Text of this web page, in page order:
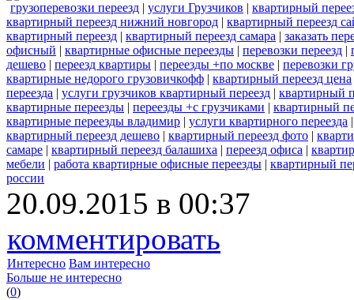
грузоперевозки переезд | услуги Грузчиков | квартирный
квартирный переезд нижний новгород | квартирный переезд
квартирный переезд | квартирный переезд самара | заказать
офисный | квартирные офисные переезды | перевозки переезд |
дешево | переезд квартиры | переезды +по москве | перевозки
квартирные недорого грузовичкофф | квартирный переезд цена
переезда | услуги грузчиков квартирный переезд | квартирный
квартирные переезды | переезды +с грузчиками | квартирный
квартирные переезды владимир | услуги квартирного переезда
квартирный переезд дешево | квартирный переезд фото |
самаре | квартирный переезд балашиха | переезд офиса |
мебели | работа квартирные офисные переезды | квартирный
россии
20.09.2015 в 00:37
комментировать
Интересно Вам интересно
Больше не интересно
(0)